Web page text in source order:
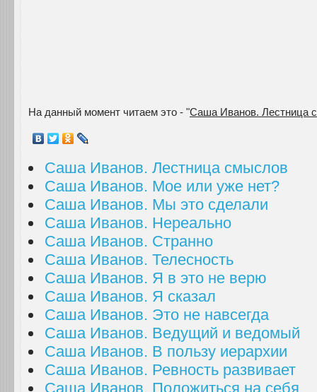
На данный момент читаем это - "Саша Иванов. Лестница
Саша Иванов. Лестница смыслов
Саша Иванов. Мое или уже нет?
Саша Иванов. Мы это сделали
Саша Иванов. Нереально
Саша Иванов. Странно
Саша Иванов. Телесность
Саша Иванов. Я в это не верю
Саша Иванов. Я сказал
Саша Иванов. Это не навсегда
Саша Иванов. Ведущий и ведомый
Саша Иванов. В пользу иерархии
Саша Иванов. Ревность развивает
Саша Иванов. Положиться на себя